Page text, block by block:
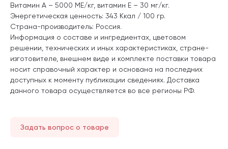
Витамин A – 5000 ME/кг, витамин E – 30 мг/кг.
Энергетическая ценность: 343 Ккал / 100 гр.
Страна-производитель: Россия.
Информация о составе и ингредиентах, цветовом
решении, технических и иных характеристиках, стране-
изготовителе, внешнем виде и комплекте поставки товара
носит справочный характер и основана на последних
доступных к моменту публикации сведениях. Доставка
данного товара осуществляется во все регионы РФ.
Задать вопрос о товаре